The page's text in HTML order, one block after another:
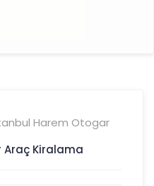
Harem Otogar
Kiralama